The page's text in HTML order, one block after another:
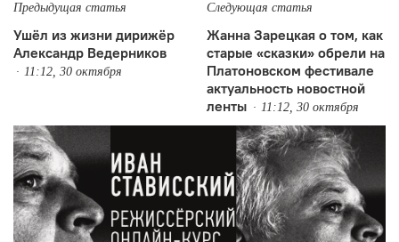
Предыдущая статья
Ушёл из жизни дирижёр
Александр Ведерников
11:12, 30 октября
Следующая статья
Жанна Зарецкая о том, как
старые «сказки» обрели на
Платоновском фестивале
актуальность новостной
ленты
11:12, 30 октября